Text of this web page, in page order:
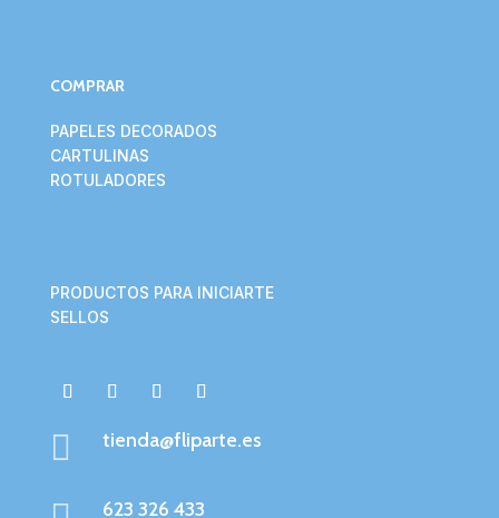
COMPRAR
PAPELES DECORADOS
CARTULINAS
ROTULADORES
PRODUCTOS PARA INICIARTE
SELLOS
 tienda@fliparte.es
623 326 433